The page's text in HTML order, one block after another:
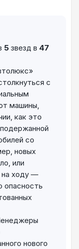
5 звезд в 47
с
машины,
как это
со
новых
или
на ходу —
опасность
нового